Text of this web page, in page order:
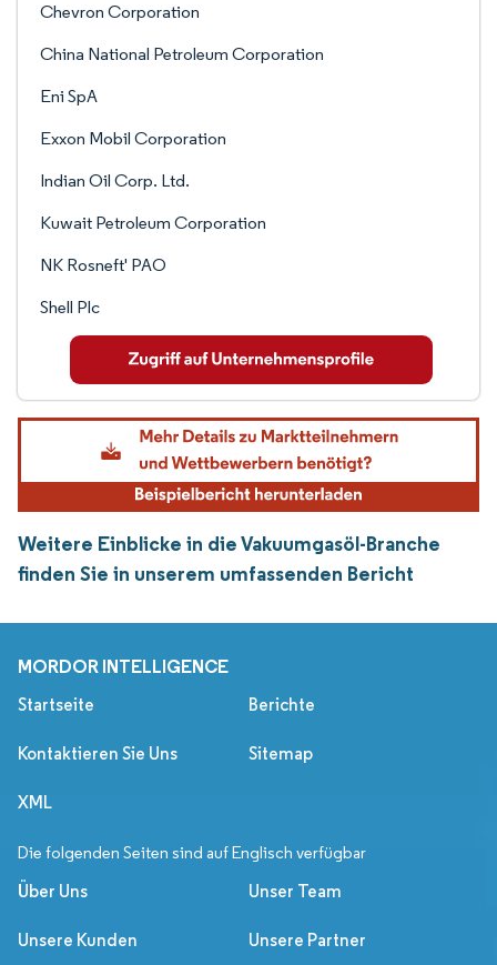
Chevron Corporation
China National Petroleum Corporation
Eni SpA
Exxon Mobil Corporation
Indian Oil Corp. Ltd.
Kuwait Petroleum Corporation
NK Rosneft' PAO
Shell Plc
Weitere Einblicke in die Vakuumgasöl-Branche
finden Sie in unserem umfassenden Bericht
MORDOR INTELLIGENCE
Startseite Berichte
Kontaktieren Sie Uns Sitemap
XML
Die folgenden Seiten sind auf Englisch verfügbar
Über Uns Unser Team
Unsere Kunden Unsere Partner